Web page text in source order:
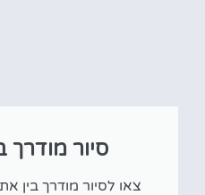
סיור מודרך
צאו לסיור מודרך בין